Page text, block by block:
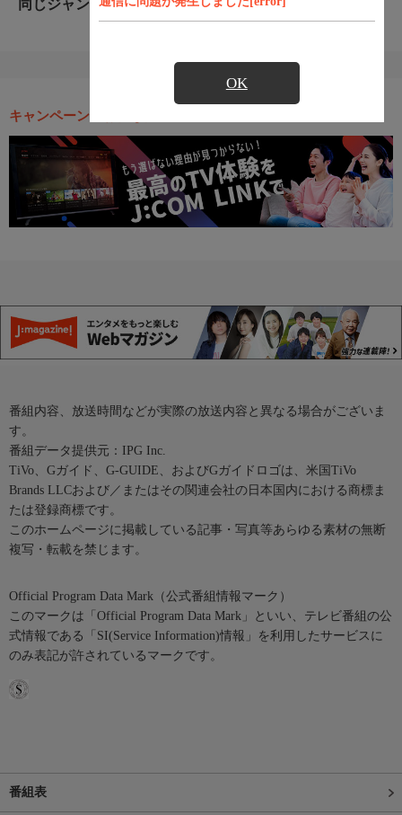
OK
同じジャンルのおすすめ番組
キャンペーン・お得な情報
番組内容、放送時間などが実際の放送内容と異なる場合がございま
す。
番組データ提供元：IPG Inc.
TiVo、Gガイド、G-GUIDE、およびGガイドロゴは、米国TiVo
Brands LLCおよび／またはその関連会社の日本国内における商標ま
たは登録商標です。
このホームページに掲載している記事・写真等あらゆる素材の無断
複写・転載を禁じます。
Official Program Data Mark（公式番組情報マーク）
このマークは「Official Program Data Mark」といい、テレビ番組の公
式情報である「SI(Service Information)情報」を利用したサービスに
のみ表記が許されているマークです。
番組表